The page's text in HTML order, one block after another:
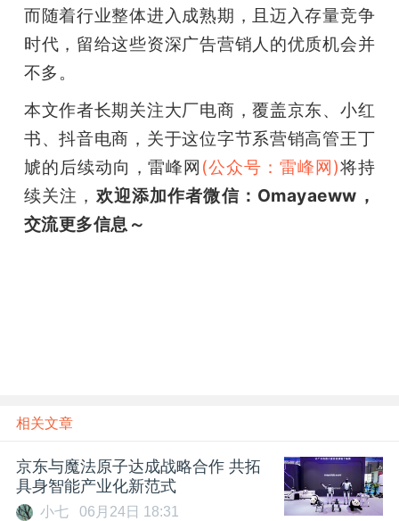
而随着行业整体进入成熟期，且迈入存量竞争
时代，留给这些资深广告营销人的优质机会并
不多。
本文作者长期关注大厂电商，覆盖京东、小红
书、抖音电商，关于这位字节系营销高管王丁
虓的后续动向，雷峰网 (公众号：雷峰网)将持
续关注， 欢迎添加作者微信：Omayaeww，
交流更多信息～
相关文章
京东与魔法原子达成战略合作 共拓
具身智能产业化新范式
小七 06月24日 18:31